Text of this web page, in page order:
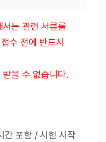
서는 관련 서류를
수 전에 반드시
을 수 없습니다.
포함 / 시험 시작